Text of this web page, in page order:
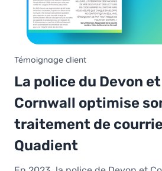
Témoignage client
La police du Devon
Cornwall optimise
traitement de
Quadient